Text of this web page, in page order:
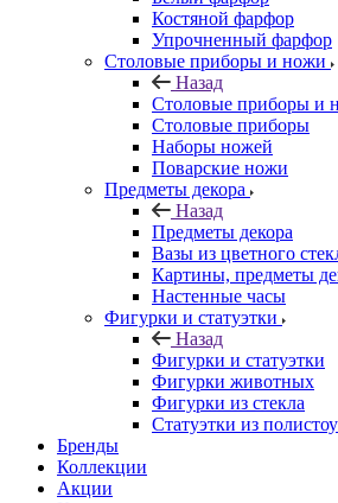
Костяной фарфор
Упрочненный фарфор
Столовые приборы и ножи
Назад
Столовые приборы и
Столовые приборы
Наборы ножей
Поварские ножи
Предметы декора
Назад
Предметы декора
Вазы из цветного
Картины, предметы
Настенные часы
Фигурки и статуэтки
Назад
Фигурки и статуэтки
Фигурки животных
Фигурки из стекла
Статуэтки из
Бренды
Коллекции
Акции